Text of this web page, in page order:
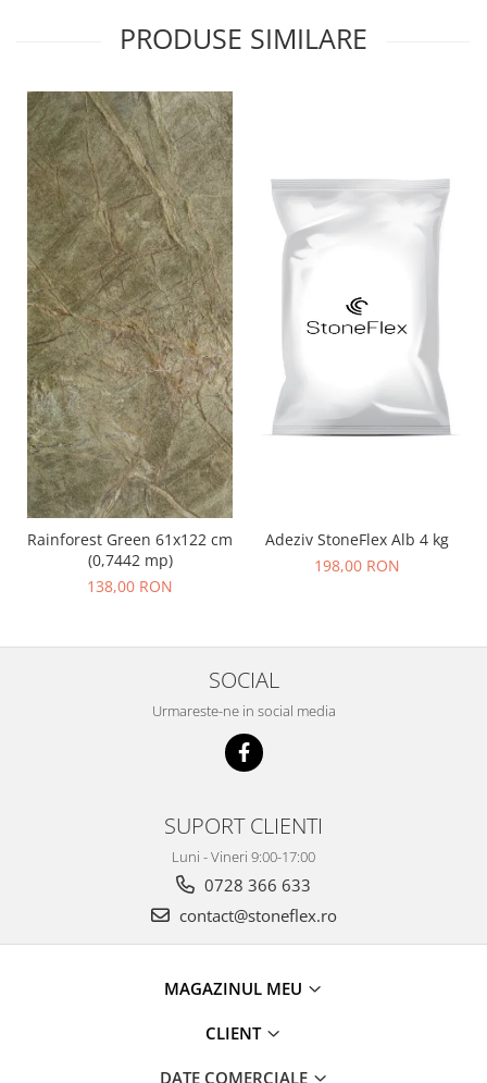
PRODUSE SIMILARE
Rainforest Green 61x122 cm
(0,7442 mp)
138,00 RON
Adeziv StoneFlex Alb 4 kg
198,00 RON
SOCIAL
Urmareste-ne in social media
SUPORT CLIENTI
Luni - Vineri 9:00-17:00
0728 366 633
contact@stoneflex.ro
MAGAZINUL MEU
CLIENT
DATE COMERCIALE